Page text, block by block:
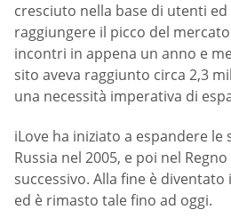
cresciuto nella base di utenti
raggiungere il picco del
incontri in appena un anno e
sito aveva raggiunto circa 2,3
una necessità imperativa di
iLove ha iniziato a espandere
Russia nel 2005, e poi nel
successivo. Alla fine è
ed è rimasto tale fino ad oggi.